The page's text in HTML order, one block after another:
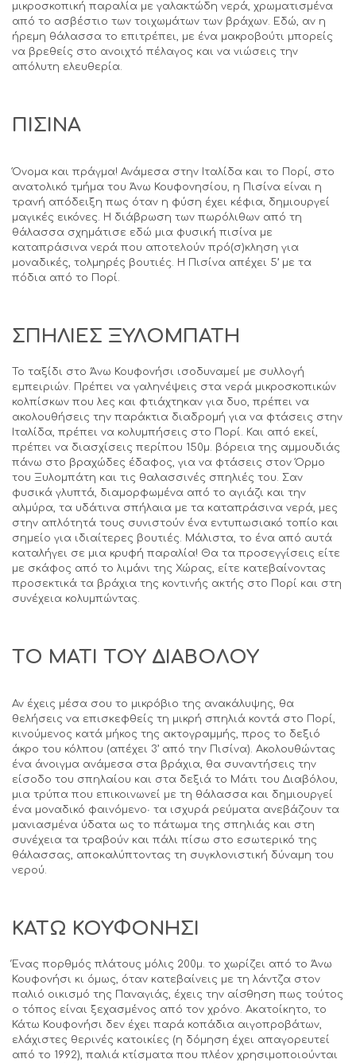
μικροσκοπική παραλία με γαλακτώδη νερά, χρωματισμένα
από το ασβέστιο των τοιχωμάτων των βράχων. Εδώ, αν η
ήρεμη θάλασσα το επιτρέπει, με ένα μακροβούτι μπορείς
να βρεθείς στο ανοιχτό πέλαγος και να νιώσεις την
απόλυτη ελευθερία.
ΠΙΣΙΝΑ
Όνομα και πράγμα! Ανάμεσα στην Ιταλίδα και το Πορί, στο
ανατολικό τμήμα του Άνω Κουφονησίου, η Πισίνα είναι η
τρανή απόδειξη πως όταν η φύση έχει κέφια, δημιουργεί
μαγικές εικόνες. Η διάβρωση των πωρόλιθων από τη
θάλασσα σχημάτισε εδώ μια φυσική πισίνα με
καταπράσινα νερά που αποτελούν πρό(σ)κληση για
μοναδικές, τολμηρές βουτιές. Η Πισίνα απέχει 5’ με τα
πόδια από το Πορί.
ΣΠΗΛΙΕΣ ΞΥΛΟΜΠΑΤΗ
Το ταξίδι στο Άνω Κουφονήσι ισοδυναμεί με συλλογή
εμπειριών. Πρέπει να γαληνέψεις στα νερά μικροσκοπικών
κολπίσκων που λες και φτιάχτηκαν για δυο, πρέπει να
ακολουθήσεις την παράκτια διαδρομή για να φτάσεις στην
Ιταλίδα, πρέπει να κολυμπήσεις στο Πορί. Και από εκεί,
πρέπει να διασχίσεις περίπου 150μ. βόρεια της αμμουδιάς
πάνω στο βραχώδες έδαφος, για να φτάσεις στον Όρμο
του Ξυλομπάτη και τις θαλασσινές σπηλιές του. Σαν
φυσικά γλυπτά, διαμορφωμένα από το αγιάζι και την
αλμύρα, τα υδάτινα σπήλαια με τα καταπράσινα νερά, μες
στην απλότητά τους συνιστούν ένα εντυπωσιακό τοπίο και
σημείο για ιδιαίτερες βουτιές. Μάλιστα, το ένα από αυτά
καταλήγει σε μια κρυφή παραλία! Θα τα προσεγγίσεις είτε
με σκάφος από το λιμάνι της Χώρας, είτε κατεβαίνοντας
προσεκτικά τα βράχια της κοντινής ακτής στο Πορί και στη
συνέχεια κολυμπώντας.
ΤΟ ΜΑΤΙ ΤΟΥ ΔΙΑΒΟΛΟΥ
Αν έχεις μέσα σου το μικρόβιο της ανακάλυψης, θα
θελήσεις να επισκεφθείς τη μικρή σπηλιά κοντά στο Πορί,
κινούμενος κατά μήκος της ακτογραμμής, προς το δεξιό
άκρο του κόλπου (απέχει 3’ από την Πισίνα). Ακολουθώντας
ένα άνοιγμα ανάμεσα στα βράχια, θα συναντήσεις την
είσοδο του σπηλαίου και στα δεξιά το Μάτι του Διαβόλου,
μια τρύπα που επικοινωνεί με τη θάλασσα και δημιουργεί
ένα μοναδικό φαινόμενο∙ τα ισχυρά ρεύματα ανεβάζουν τα
μανιασμένα ύδατα ως το πάτωμα της σπηλιάς και στη
συνέχεια τα τραβούν και πάλι πίσω στο εσωτερικό της
θάλασσας, αποκαλύπτοντας τη συγκλονιστική δύναμη του
νερού.
ΚΑΤΩ ΚΟΥΦΟΝΗΣΙ
Ένας πορθμός πλάτους μόλις 200μ. το χωρίζει από το Άνω
Κουφονήσι κι όμως, όταν κατεβαίνεις με τη λάντζα στον
παλιό οικισμό της Παναγιάς, έχεις την αίσθηση πως τούτος
ο τόπος είναι ξεχασμένος από τον χρόνο. Ακατοίκητο, το
Κάτω Κουφονήσι δεν έχει παρά κοπάδια αιγοπροβάτων,
ελάχιστες θερινές κατοικίες (η δόμηση έχει απαγορευτεί
από το 1992), παλιά κτίσματα που πλέον χρησιμοποιούνται